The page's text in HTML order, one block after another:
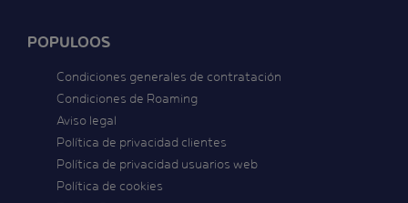
POPULOOS
Condiciones generales de contratación
Condiciones de Roaming
Aviso legal
Política de privacidad clientes
Política de privacidad usuarios web
Política de cookies